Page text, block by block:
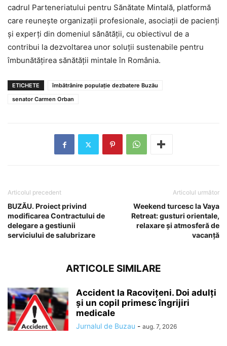
cadrul Parteneriatului pentru Sănătate Mintală, platformă
care reunește organizații profesionale, asociații de pacienți
și experți din domeniul sănătății, cu obiectivul de a
contribui la dezvoltarea unor soluții sustenabile pentru
îmbunătățirea sănătății mintale în România.
ETICHETE
îmbătrânire populație dezbatere Buzău
senator Carmen Orban
Articolul precedent
BUZĂU. Proiect privind
modificarea Contractului de
delegare a gestiunii
serviciului de salubrizare
Articolul următor
Weekend turcesc la Vaya
Retreat: gusturi orientale,
relaxare și atmosferă de
vacanță
ARTICOLE SIMILARE
Accident la Racovițeni. Doi adulți
și un copil primesc îngrijiri
medicale
Jurnalul de Buzau - aug. 7, 2026